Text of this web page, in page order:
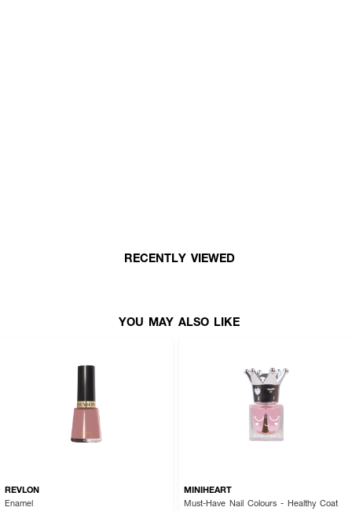
● ล้างออกได้ด้วยน้ำยาล้างสีทาเล็บทั่วไป
ใช้ทาเล็บเพื่อความสวยงาม เขย่าสีให้เข้ากันก่อนใช้
1. ทารองพื้นด้วย PR24-Base Coat และรอให้แห้ง
2. ทาสีรอบแรกบางๆ และปล่อยให้แห้ง
3. ทาสีรอบที่ 2 และปล่อยให้แห้ง
5. บำรุงเล็บด้วย Daily Nail & Cuticle Natural Oil
RECENTLY VIEWED
YOU MAY ALSO LIKE
REVLON
Enamel
MINIHEART
Must-Have Nail Colours - Healthy Coat